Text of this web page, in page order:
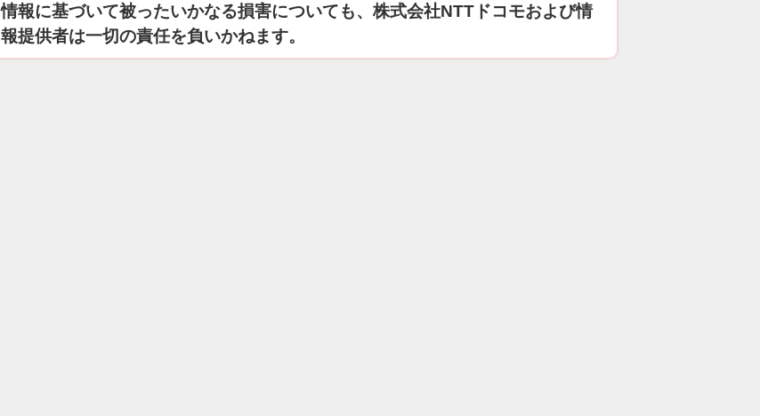
情報に基づいて被ったいかなる損害についても、株式会社NTTドコモおよび情
報提供者は一切の責任を負いかねます。